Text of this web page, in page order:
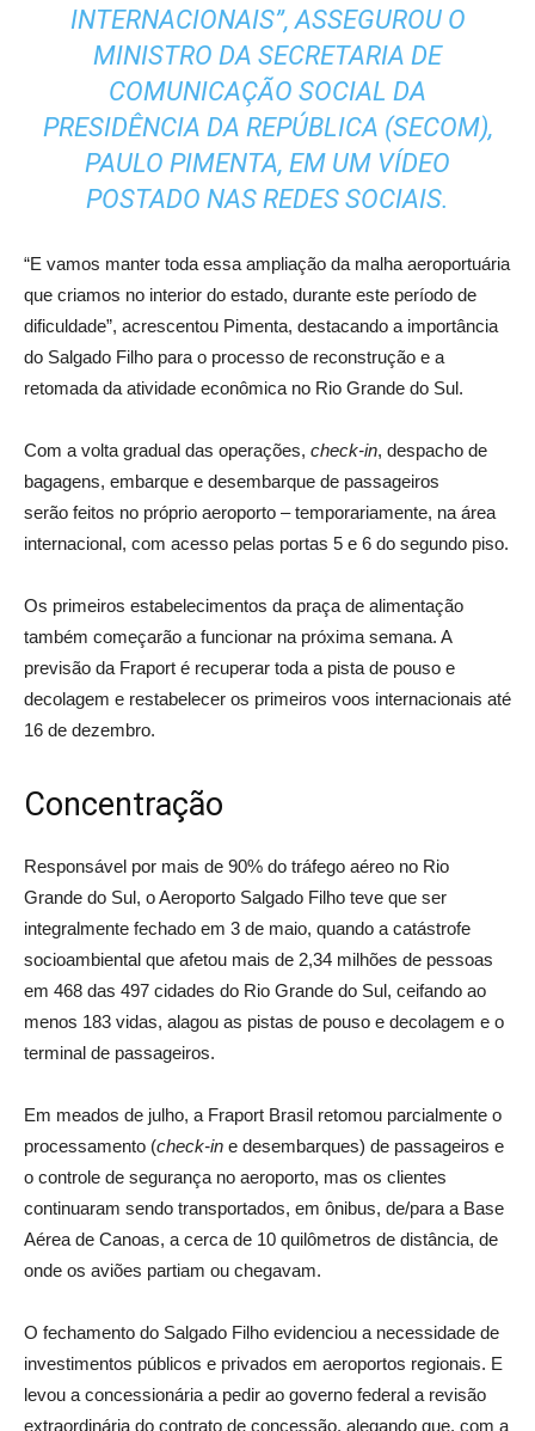
INTERNACIONAIS”, ASSEGUROU O
MINISTRO DA SECRETARIA DE
COMUNICAÇÃO SOCIAL DA
PRESIDÊNCIA DA REPÚBLICA (SECOM),
PAULO PIMENTA, EM UM VÍDEO
POSTADO NAS REDES SOCIAIS.
“E vamos manter toda essa ampliação da malha aeroportuária
que criamos no interior do estado, durante este período de
dificuldade”, acrescentou Pimenta, destacando a importância
do Salgado Filho para o processo de reconstrução e a
retomada da atividade econômica no Rio Grande do Sul.
Com a volta gradual das operações, check-in, despacho de
bagagens, embarque e desembarque de passageiros
serão feitos no próprio aeroporto – temporariamente, na área
internacional, com acesso pelas portas 5 e 6 do segundo piso.
Os primeiros estabelecimentos da praça de alimentação
também começarão a funcionar na próxima semana. A
previsão da Fraport é recuperar toda a pista de pouso e
decolagem e restabelecer os primeiros voos internacionais até
16 de dezembro.
Concentração
Responsável por mais de 90% do tráfego aéreo no Rio
Grande do Sul, o Aeroporto Salgado Filho teve que ser
integralmente fechado em 3 de maio, quando a catástrofe
socioambiental que afetou mais de 2,34 milhões de pessoas
em 468 das 497 cidades do Rio Grande do Sul, ceifando ao
menos 183 vidas, alagou as pistas de pouso e decolagem e o
terminal de passageiros.
Em meados de julho, a Fraport Brasil retomou parcialmente o
processamento (check-in e desembarques) de passageiros e
o controle de segurança no aeroporto, mas os clientes
continuaram sendo transportados, em ônibus, de/para a Base
Aérea de Canoas, a cerca de 10 quilômetros de distância, de
onde os aviões partiam ou chegavam.
O fechamento do Salgado Filho evidenciou a necessidade de
investimentos públicos e privados em aeroportos regionais. E
levou a concessionária a pedir ao governo federal a revisão
extraordinária do contrato de concessão, alegando que, com a